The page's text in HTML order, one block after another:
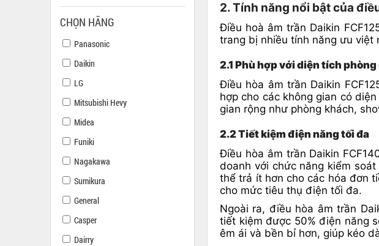
CHỌN HÃNG
Panasonic
Daikin
LG
Mitsubishi Hevy
Midea
Funiki
Nagakawa
Sumikura
General
Casper
Dairry
2. Tính năng nổi bật của
Điều hoà âm trần Daikin
trang bị nhiều tính năng ưu việt
2.1 Phù hợp với diện tích
Điều hòa âm trần Daikin
hợp cho các không gian có
gian rộng như phòng khách,
2.2 Tiết kiệm điện năng tối đa
Điều hòa âm trần Daikin
doanh với chức năng kiểm
thể trả ít hơn cho các hóa đơn
cho mức tiêu thụ điện tối đa.
Ngoài ra, điều hòa âm trần
tiết kiệm được 50% điện năng
êm ái và bền bỉ hơn, giúp kéo